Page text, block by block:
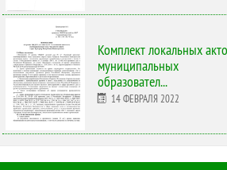
Комплект локальных
муниципальных
образовател...
14 ФЕВРАЛЯ 2022